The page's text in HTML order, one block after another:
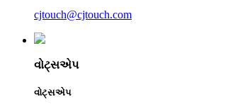
cjtouch@cjtouch.com
વોટ્સએપ
વોટ્સએપ